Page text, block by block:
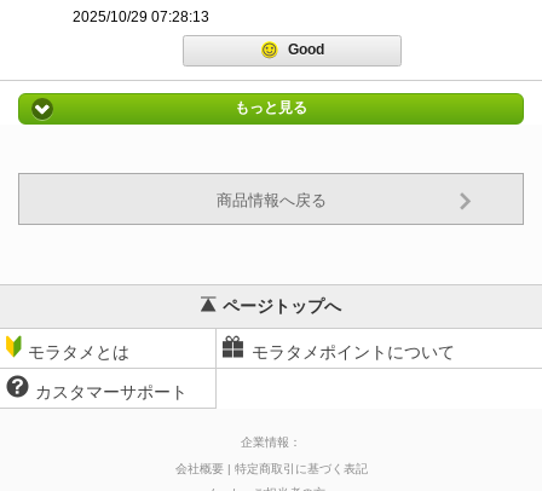
2025/10/29 07:28:13
Good
もっと見る
商品情報へ戻る
ページトップへ
モラタメとは モラタメポイントについて
カスタマーサポート
企業情報：
会社概要
特定商取引に基づく表記